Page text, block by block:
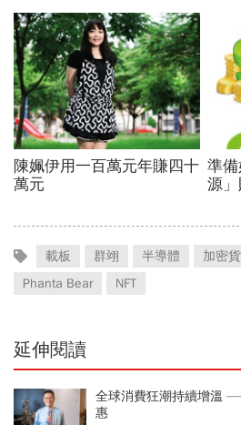
載板 群翊 半導體 加密
Phanta Bear
NFT
延伸閱讀
全球消費狂潮持續增溫
惠